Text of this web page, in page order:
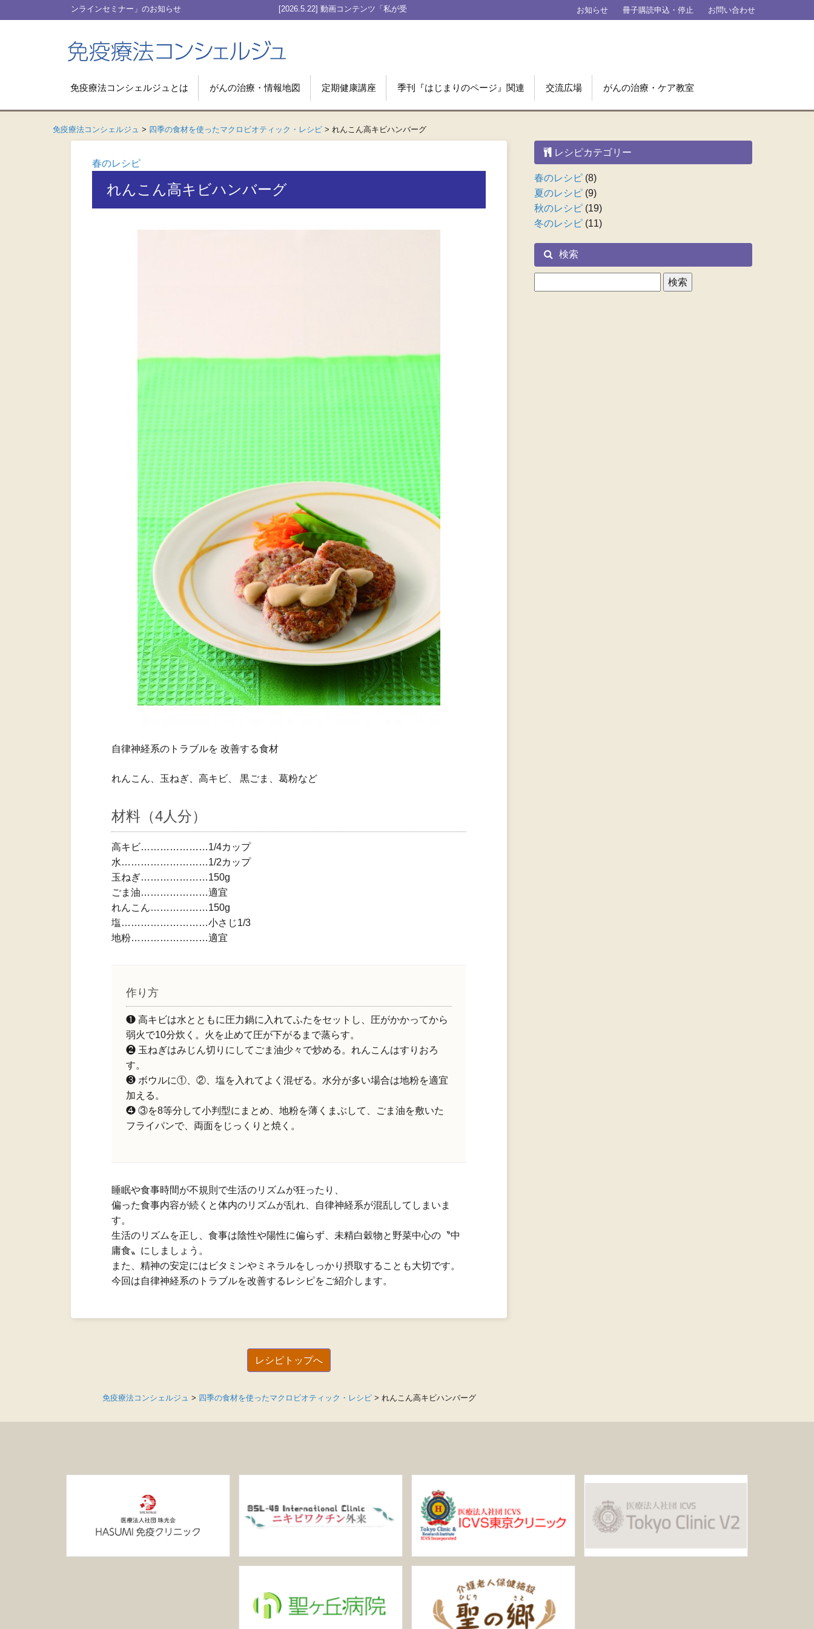
[2026.5.22] 動画コンテンツ「私が受けたHITV療法」Case 003をアップ お知らせ 冊子購読申込・停止 お問い合わせ
免疫療法コンシェルジュとは がんの治療・情報地図 定期健康講座 季刊『はじまりのページ』関連 交流広場 がんの治療・ケア教室
免疫療法コンシェルジュ > 四季の食材を使ったマクロビオティック・レシピ > れんこん高キビハンバーグ
春のレシピ
れんこん高キビハンバーグ
自律神経系のトラブルを 改善する食材
れんこん、玉ねぎ、高キビ、 黒ごま、葛粉など
材料（4人分）
高キビ…………………1/4カップ
水………………………1/2カップ
玉ねぎ…………………150g
ごま油…………………適宜
れんこん………………150g
塩………………………小さじ1/3
地粉……………………適宜
作り方
❶ 高キビは水とともに圧力鍋に入れてふたをセットし、圧がかかってから
弱火で10分炊く。火を止めて圧が下がるまで蒸らす。
❷ 玉ねぎはみじん切りにしてごま油少々で炒める。れんこんはすりおろ
す。
❸ ボウルに①、②、塩を入れてよく混ぜる。水分が多い場合は地粉を適宜
加える。
❹ ③を8等分して小判型にまとめ、地粉を薄くまぶして、ごま油を敷いた
フライパンで、両面をじっくりと焼く。
睡眠や食事時間が不規則で生活のリズムが狂ったり、
偏った食事内容が続くと体内のリズムが乱れ、自律神経系が混乱してしまいま
す。
生活のリズムを正し、食事は陰性や陽性に偏らず、未精白穀物と野菜中心の〝中
庸食〟にしましょう。
また、精神の安定にはビタミンやミネラルをしっかり摂取することも大切です。
今回は自律神経系のトラブルを改善するレシピをご紹介します。
レシピトップへ
免疫療法コンシェルジュ > 四季の食材を使ったマクロビオティック・レシピ> れんこん高キビハンバーグ
レシピカテゴリー
春のレシピ (8)
夏のレシピ (9)
秋のレシピ (19)
冬のレシピ (11)
検索